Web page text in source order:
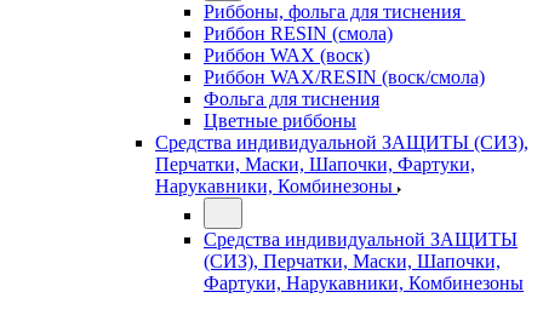
Риббоны, фольга для тиснения
Риббон RESIN (смола)
Риббон WAX (воск)
Риббон WAX/RESIN (воск/смола)
Фольга для тиснения
Цветные риббоны
Средства индивидуальной ЗАЩИТЫ (СИЗ),
Перчатки, Маски, Шапочки, Фартуки,
Нарукавники, Комбинезоны
Средства индивидуальной ЗАЩИТЫ
(СИЗ), Перчатки, Маски, Шапочки,
Фартуки, Нарукавники, Комбинезоны